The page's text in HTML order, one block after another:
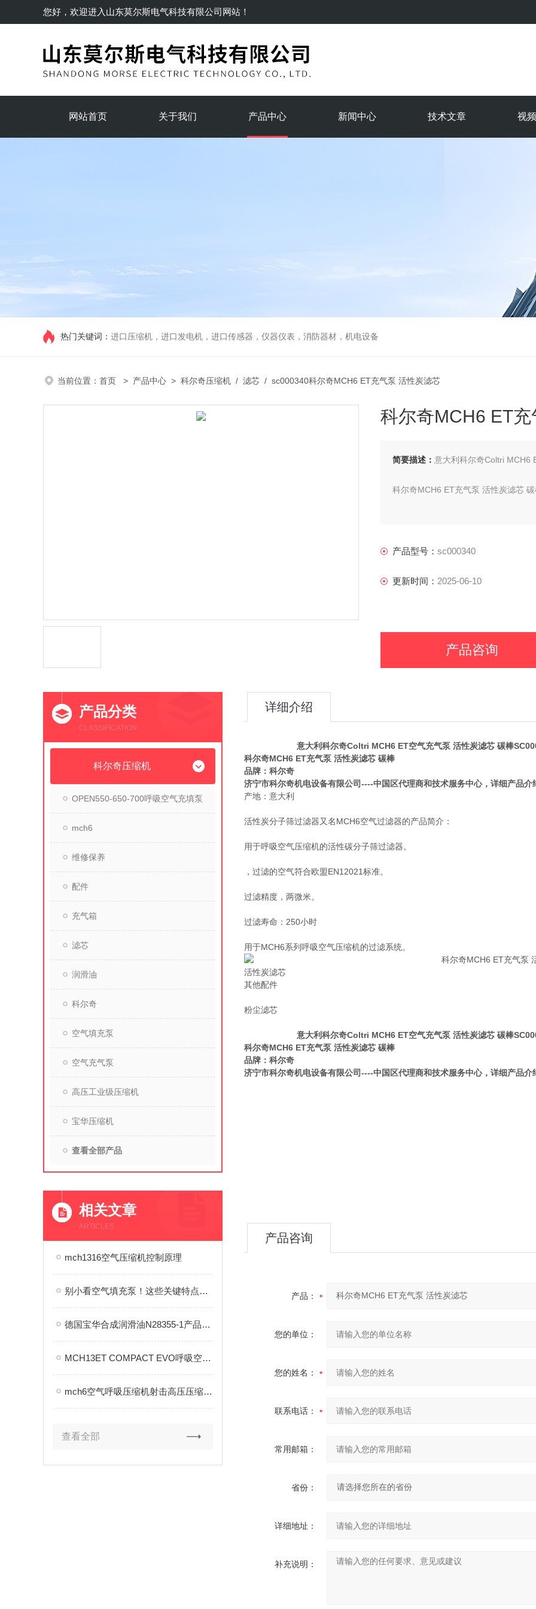
您好，欢迎进入 山东莫尔斯电气科技有限公司网站！
网站首页 关于我们 产品中心 新闻中心 技术文章 视
热门关键词： 进口压缩机，进口发电机，进口传感器，仪器仪表，消防器材，机电设备
当前位置： 首页 > 产品中心 > 科尔奇压缩机 / 滤芯 / sc000340科尔奇MCH6 ET充气泵 活性炭滤芯
科尔奇MCH6 ET
简要描述： 意大利科尔奇Coltri MCH6
科尔奇MCH6 ET充气泵 活性炭滤芯
济宁市科尔奇机电设备有限公司----中
产品型号： sc000340
更新时间： 2025-06-10
产品咨询
产品分类
CLASSIFICATION
科尔奇压缩机
OPEN550-650-700呼吸空气充填泵
mch6
维修保养
配件
充气箱
滤芯
润滑油
科尔奇
空气填充泵
空气充气泵
高压工业级压缩机
宝华压缩机
查看全部产品
相关文章
ARTICLES
mch1316空气压缩机控制原理
别小看空气填充泵！这些关键特点，藏着设备脱颖而出的秘诀
德国宝华合成润滑油N28355-1产品介绍
MCH13ET COMPACT EVO呼吸空气充填泵安装技巧
mch6空气呼吸压缩机射击高压压缩机是什么?
查看全部
详细介绍
意大利科尔奇Coltri MCH6 ET空气充气泵 活性炭滤芯 碳棒
科尔奇MCH6 ET充气泵 活性炭滤芯 碳棒
品牌：科尔奇
济宁市科尔奇机电设备有限公司----中国区代理商和技术服务中心，详细产品
产地：意大利
活性炭分子筛过滤器又名MCH6空气过滤器的产品简介：
用于呼吸空气压缩机的活性碳分子筛过滤器。
，过滤的空气符合欧盟EN12021标准。
过滤精度，两微米。
过滤寿命：250小时
用于MCH6系列呼吸空气压缩机的过滤系统。
活性炭滤芯
其他配件
粉尘滤芯
意大利科尔奇Coltri MCH6 ET空气充气泵 活性炭滤芯 碳棒
科尔奇MCH6 ET充气泵 活性炭滤芯 碳棒
品牌：科尔奇
济宁市科尔奇机电设备有限公司----中国区代理商和技术服务中心，详细产品
产品咨询
产品：
您的单位：
您的姓名：
联系电话：
常用邮箱：
省份：
详细地址：
补充说明：